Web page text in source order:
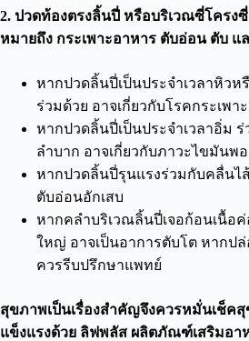
2. ปวดท้องตรงลิ้นปี่ หรือบริเวณซี่โครง
หมายถึง กระเพาะอาหาร ตับอ่อน ตับ แ
หากปวดลิ้นปี่เป็นประจำเวลาหิว
ร่วมด้วย อาจเกี่ยวกับโรคกระเพ
หากปวดลิ้นปี่เป็นประจำเวลาอิ่ม
ลำบาก อาจเกี่ยวกับภาวะไขมัน
หากปวดลิ้นปี่รุนแรงร่วมกับคลื่นไส้
ตับอ่อนอักเสบ
หากคลำบริเวณลิ้นปี่เจอก้อนเนื้อ
ใหญ่ อาจเป็นอาการตับโต หากป
ควรรีบปรึกษาแพทย์
สุขภาพเป็นเรื่องสำคัญจึงควรหมั่นเช็ค
แข็งแรงด้วย ลิฟพลัส ผลิตภัณฑ์เสริมอา